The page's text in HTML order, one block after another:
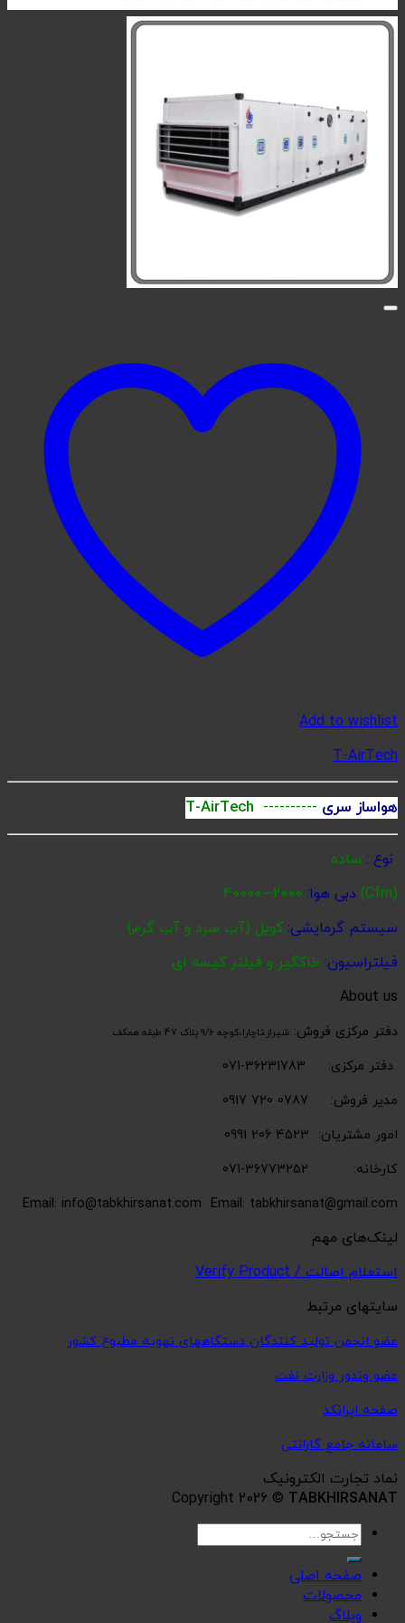
Add to wishlist
T-AirTech
T-AirTech ---------- هواساز سری
نوع : ساده
(Cfm)
دبی هوا:
سیستم گرمایشی:کویل (آب سرد و آب گرم)
فیلتراسیون: خاکگیر و فیلتر کیسه ای
About us
دفتر مرکزی فروش: شیراز،تاچارا،کوچه 9/6 پلاک 47 طبقه همکف
دفتر مرکزی: 36231783-071
مدیر فروش: 0787 720 0917
امور مشتریان: 4523 206 0991
کارخانه: 36773252-071
Email: info@tabkhirsanat.com Email: tabkhirsanat@gmail.com
لینک‌های مهم
استعلام اصالت / Verify Product
سایتهای مرتبط
عضو انجمن تولید کنندگان دستگاههای تهویه مطبوع کشور
عضو وندور وزارت نفت
صفحه ایرانکد
سامانه جامع گارانتی
نماد تجارت الکترونیک
Copyright 2026 © TABKHIRSANAT
جستجو
برای:
صفحه اصلی
محصولات
وبلاگ